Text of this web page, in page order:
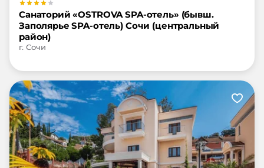
Санаторий «OSTROVA SPA-отель» (бывш.
Заполярье SPA-отель) Сочи (центральный
район)
г. Сочи